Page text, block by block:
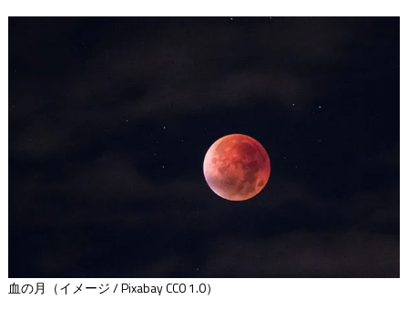
血の月（イメージ / Pixabay CC0 1.0）